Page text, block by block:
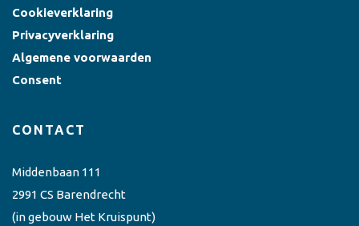
Cookieverklaring
Privacyverklaring
Algemene voorwaarden
Consent
CONTACT
Middenbaan 111
2991 CS Barendrecht
(in gebouw Het Kruispunt)